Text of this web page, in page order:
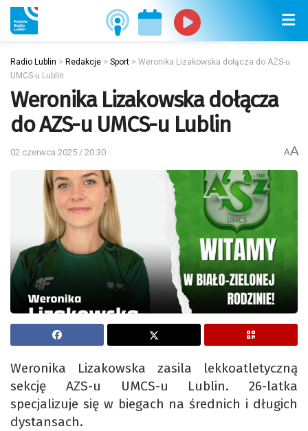
Radio Lublin > Redakcje > Sport > Weronika Lizakowska dołącza do AZS-u
UMCS-u Lublin
Weronika Lizakowska dołącza
do AZS-u UMCS-u Lublin
02 czerwca 2025 / 20:30 AA
Weronika Lizakowska zasila lekkoatletyczną
sekcję AZS-u UMCS-u Lublin. 26-latka
specjalizuje się w biegach na średnich i długich
dystansach.